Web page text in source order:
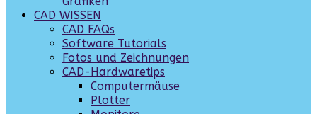
CAD WISSEN
CAD FAQs
Software Tutorials
Fotos und Zeichnungen
CAD-Hardwaretips
Computermäuse
Plotter